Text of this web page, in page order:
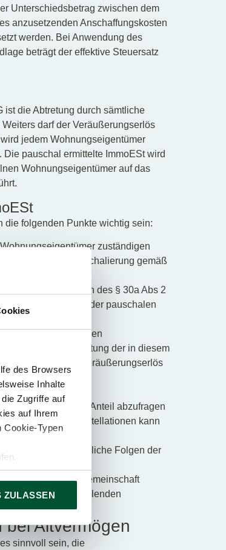
des Browsers
Inhalte
Zugriffe auf
auf Ihrem
Cookie-Typen
ZULASSEN
Unterschiedsbetrag zwischen dem
anzusetzenden Anschaffungskosten
werden. Bei Anwendung des
beträgt der effektive Steuersatz
ist die Abtretung durch sämtliche
darf der Veräußerungserlös
jedem Wohnungseigentümer
pauschal ermittelte ImmoESt wird
Wohnungseigentümer auf das
die folgenden Punkte wichtig sein:
zuständigen
der Pauschalierung gemäß
des § 30a Abs 2
bei Anwendung der pauschalen
haben die einzelnen
sowie bei Leistung der in diesem
Abs 4 EStG den Veräußerungserlös
hat jeder
ImmoEst-Anteil abzufragen
In bestimmten Konstellationen kann
sein.
steuerliche Folgen der
zählenden
Altvermögen
sinnvoll sein, die